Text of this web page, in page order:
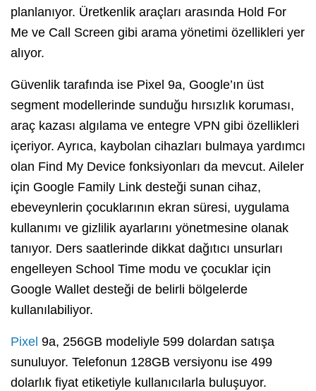
planlanıyor. Üretkenlik araçları arasında Hold For
Me ve Call Screen gibi arama yönetimi özellikleri yer
alıyor.
Güvenlik tarafında ise Pixel 9a, Google’ın üst
segment modellerinde sunduğu hırsızlık koruması,
araç kazası algılama ve entegre VPN gibi özellikleri
içeriyor. Ayrıca, kaybolan cihazları bulmaya yardımcı
olan Find My Device fonksiyonları da mevcut. Aileler
için Google Family Link desteği sunan cihaz,
ebeveynlerin çocuklarının ekran süresi, uygulama
kullanımı ve gizlilik ayarlarını yönetmesine olanak
tanıyor. Ders saatlerinde dikkat dağıtıcı unsurları
engelleyen School Time modu ve çocuklar için
Google Wallet desteği de belirli bölgelerde
kullanılabiliyor.
Pixel 9a, 256GB modeliyle 599 dolardan satışa
sunuluyor. Telefonun 128GB versiyonu ise 499
dolarlık fiyat etiketiyle kullanıcılarla buluşuyor.